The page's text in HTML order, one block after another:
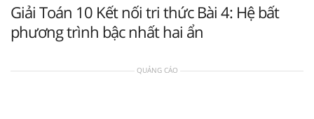
Giải Toán 10 Kết nối tri thức Bài 4: Hệ bất
phương trình bậc nhất hai ẩn
QUẢNG CÁO